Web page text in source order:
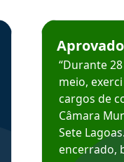
Concursos em
Estudante Caio
“Durante 28
meio,
cargos de
Câmara
Sete
encerrado,